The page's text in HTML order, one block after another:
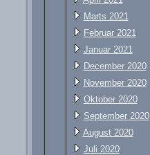
Marts 2021
Februar 2021
Januar 2021
December 2020
November 2020
Oktober 2020
September 2020
August 2020
Juli 2020